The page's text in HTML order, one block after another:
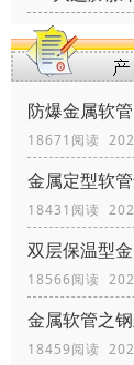
防爆金属软
18671阅读
金属定型软
18431阅读
双层保温型
18566阅读
金属软管之
18459阅读